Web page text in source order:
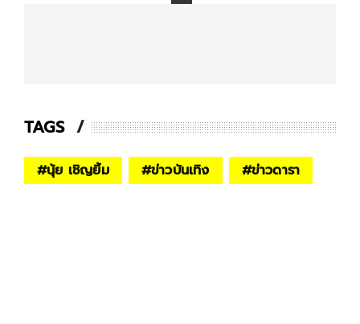
TAGS
#นุ้ย เชิญยิ้ม #ข่าวบันเทิง #ข่าวดารา